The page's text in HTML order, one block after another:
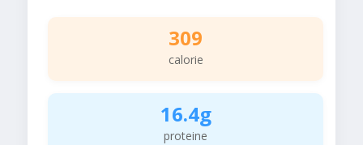
309
calorie
16.4g
proteine